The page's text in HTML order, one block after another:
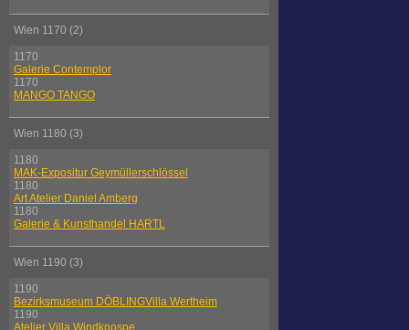
Wien 1170 (2)
1170
Galerie Contemplor
1170
MANGO TANGO
Wien 1180 (3)
1180
MAK-Expositur Geymüllerschlössel
1180
Art Atelier Daniel Amberg
1180
Galerie & Kunsthandel HARTL
Wien 1190 (3)
1190
Bezirksmuseum DÖBLINGVilla Wertheim
1190
Atelier Villa Windknospe